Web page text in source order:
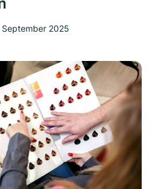
September 2025